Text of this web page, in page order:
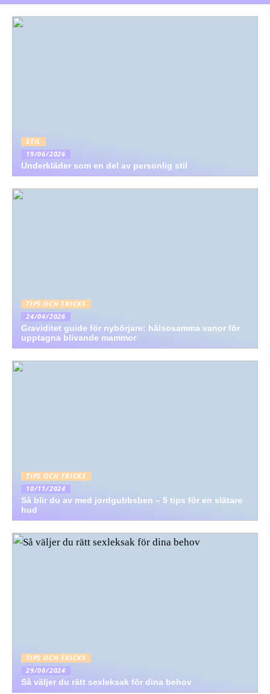
STIL
19/06/2026
Underkläder som en del av personlig stil
TIPS OCH TRICKS
24/04/2026
Graviditet guide för nybörjare: hälsosamma vanor för
upptagna blivande mammor
TIPS OCH TRICKS
10/11/2024
Så blir du av med jordgubbsben – 5 tips för en slätare
hud
TIPS OCH TRICKS
29/08/2024
Så väljer du rätt sexleksak för dina behov